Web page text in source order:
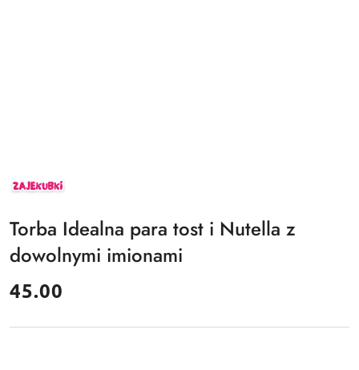
ZAJEKUBKI
Torba Idealna para tost i Nutella z
dowolnymi imionami
cena:
45.00